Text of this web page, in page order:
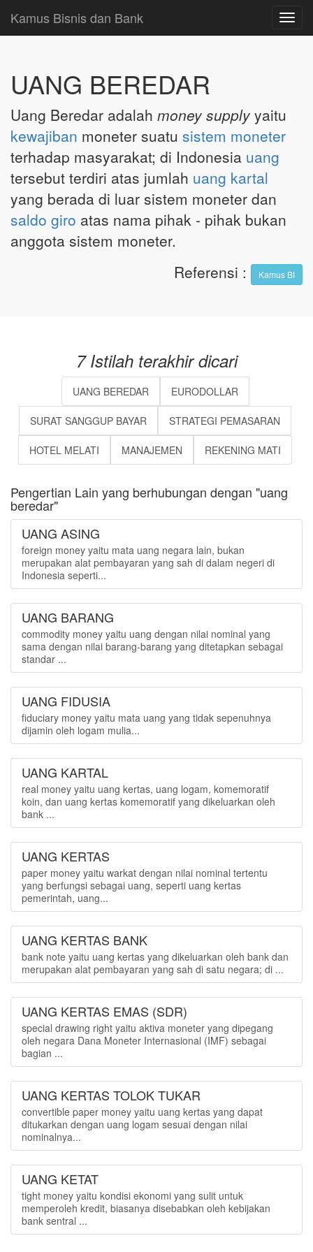
Kamus Bisnis dan Bank
UANG BEREDAR
Uang Beredar adalah money supply yaitu
kewajiban moneter suatu sistem moneter
terhadap masyarakat; di Indonesia uang
tersebut terdiri atas jumlah uang kartal
yang berada di luar sistem moneter dan
saldo giro atas nama pihak - pihak bukan
anggota sistem moneter.
Referensi : Kamus BI
7 Istilah terakhir dicari
UANG BEREDAR EURODOLLAR
SURAT SANGGUP BAYAR STRATEGI PEMASARAN
HOTEL MELATI MANAJEMEN REKENING MATI
Pengertian Lain yang berhubungan dengan "uang
beredar"
UANG ASING
foreign money yaitu mata uang negara lain, bukan
merupakan alat pembayaran yang sah di dalam negeri di
Indonesia seperti...
UANG BARANG
commodity money yaitu uang dengan nilai nominal yang
sama dengan nilai barang-barang yang ditetapkan sebagai
standar ...
UANG FIDUSIA
fiduciary money yaitu mata uang yang tidak sepenuhnya
dijamin oleh logam mulia...
UANG KARTAL
real money yaitu uang kertas, uang logam, komemoratif
koin, dan uang kertas komemoratif yang dikeluarkan oleh
bank ...
UANG KERTAS
paper money yaitu warkat dengan nilai nominal tertentu
yang berfungsi sebagai uang, seperti uang kertas
pemerintah, uang...
UANG KERTAS BANK
bank note yaitu uang kertas yang dikeluarkan oleh bank dan
merupakan alat pembayaran yang sah di satu negara; di ...
UANG KERTAS EMAS (SDR)
special drawing right yaitu aktiva moneter yang dipegang
oleh negara Dana Moneter Internasional (IMF) sebagai
bagian ...
UANG KERTAS TOLOK TUKAR
convertible paper money yaitu uang kertas yang dapat
ditukarkan dengan uang logam sesuai dengan nilai
nominalnya...
UANG KETAT
tight money yaitu kondisi ekonomi yang sulit untuk
memperoleh kredit, biasanya disebabkan oleh kebijakan
bank sentral ...